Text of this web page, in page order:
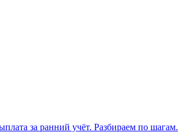
за ранний учёт. Разбираем по шагам.